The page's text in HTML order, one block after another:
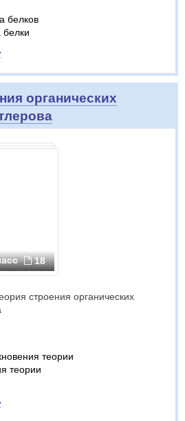
белков
органических
18
строения органических
теории
теории